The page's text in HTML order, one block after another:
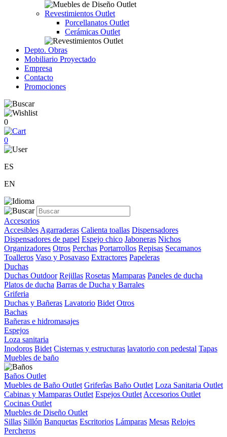
Revestimientos Outlet
Porcellanatos Outlet
Cerámicas Outlet
Depto. Obras
Mobiliario Proyectado
Empresa
Contacto
Promociones
0
0
ES
EN
Accesorios
Accesibles Agarraderas Calienta toallas Dispensadores
Dispensadores de papel Espejo chico Jaboneras Nichos
Organizadores Otros Perchas Portarrollos Repisas Secamanos
Toalleros Vaso y Posavaso Extractores Papeleras
Duchas
Duchas Outdoor Rejillas Rosetas Mamparas Paneles de ducha
Platos de ducha Barras de Ducha y Barrales
Griferia
Duchas y Bañeras Lavatorio Bidet Otros
Bachas
Bañeras e hidromasajes
Espejos
Loza sanitaria
Inodoros Bidet Cisternas y estructuras lavatorio con pedestal Tapas
Muebles de baño
Baños Outlet
Muebles de Baño Outlet Griferîas Baño Outlet Loza Sanitaria Outlet
Cabinas y Mamparas Outlet Espejos Outlet Accesorios Outlet
Cocinas Outlet
Muebles de Diseño Outlet
Sillas Sillón Banquetas Escritorios Lámparas Mesas Relojes
Percheros